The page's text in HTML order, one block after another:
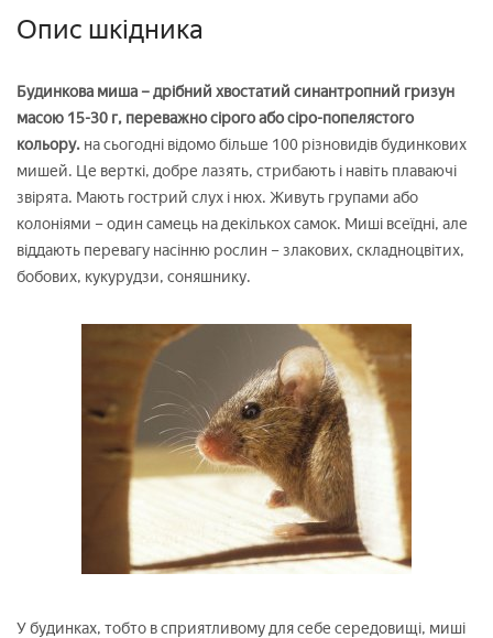
Опис шкідника
Будинкова миша – дрібний хвостатий синантропний гризун
масою 15-30 г, переважно сірого або сіро-попелястого
кольору. на сьогодні відомо більше 100 різновидів будинкових
мишей. Це верткі, добре лазять, стрибають і навіть плаваючі
звірята. Мають гострий слух і нюх. Живуть групами або
колоніями – один самець на декількох самок. Миші всеїдні, але
віддають перевагу насінню рослин – злакових, складноцвітих,
бобових, кукурудзи, соняшнику.
У будинках, тобто в сприятливому для себе середовищі, миші